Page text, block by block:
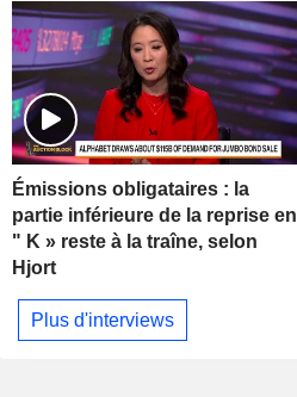
Émissions obligataires : la
partie inférieure de la reprise en
" K » reste à la traîne, selon
Hjort
Plus d'interviews